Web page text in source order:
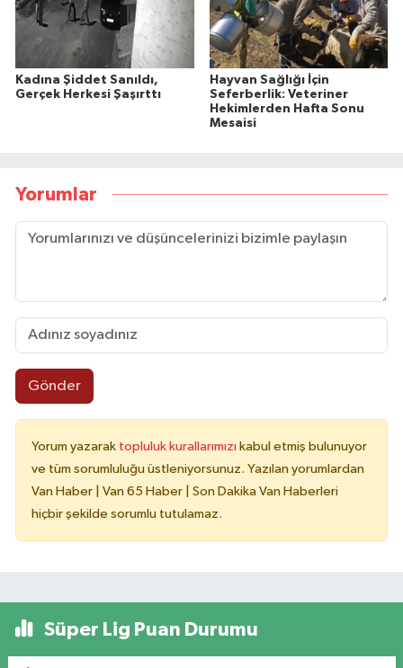
Kadına Şiddet Sanıldı,
Gerçek Herkesi Şaşırttı
Hayvan Sağlığı İçin
Seferberlik: Veteriner
Hekimlerden Hafta Sonu
Mesaisi
Yorumlar
Gönder
Yorum yazarak topluluk kurallarımızı kabul etmiş bulunuyor
ve tüm sorumluluğu üstleniyorsunuz. Yazılan yorumlardan
Van Haber | Van 65 Haber | Son Dakika Van Haberleri
hiçbir şekilde sorumlu tutulamaz.
Süper Lig Puan Durumu